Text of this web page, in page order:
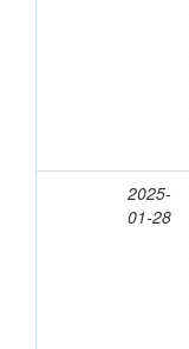
2025-
01-28